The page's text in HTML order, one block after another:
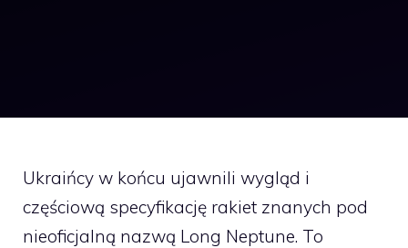
Ukraińcy w końcu ujawnili wygląd i
częściową specyfikację rakiet znanych pod
nieoficjalną nazwą Long Neptune. To